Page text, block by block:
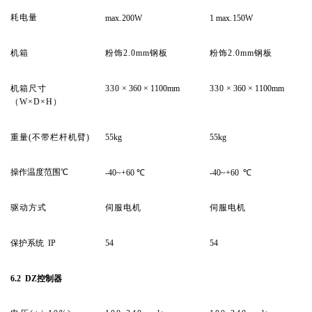
耗电量 max.200W 1 max. 150W
机箱 粉饰2.0mm钢板 粉饰2.0mm钢板
机箱尺寸
（ W×D×H）
330 × 360 × 1100mm 330 × 360 × 1100mm
重量(不带栏杆机臂) 55kg 55kg
操作温度范围℃ -40~+60 ℃ -40~+60 ℃
驱动方式 伺服电机 伺服电机
保护系统 IP 54 54
6.2 DZ控制器